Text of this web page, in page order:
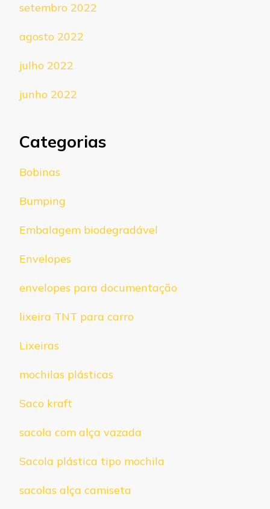
setembro 2022
agosto 2022
julho 2022
junho 2022
Categorias
Bobinas
Bumping
Embalagem biodegradável
Envelopes
envelopes para documentação
lixeira TNT para carro
Lixeiras
mochilas plásticas
Saco kraft
sacola com alça vazada
Sacola plástica tipo mochila
sacolas alça camiseta